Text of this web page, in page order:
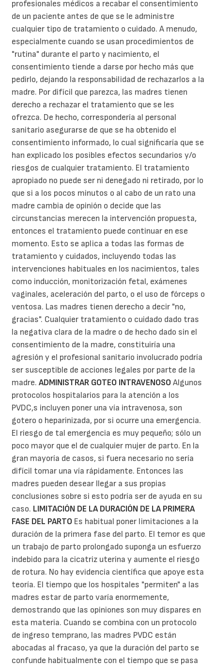
profesionales médicos a recabar el consentimiento
de un paciente antes de que se le administre
cualquier tipo de tratamiento o cuidado. A menudo,
especialmente cuando se usan procedimientos de
"rutina" durante el parto y nacimiento, el
consentimiento tiende a darse por hecho más que
pedirlo, dejando la responsabilidad de rechazarlos a la
madre. Por difícil que parezca, las madres tienen
derecho a rechazar el tratamiento que se les
ofrezca. De hecho, correspondería al personal
sanitario asegurarse de que se ha obtenido el
consentimiento informado, lo cual significaría que se
han explicado los posibles efectos secundarios y/o
riesgos de cualquier tratamiento. El tratamiento
apropiado no puede ser ni denegado ni retirado, por lo
que si a los pocos minutos o al cabo de un rato una
madre cambia de opinión o decide que las
circunstancias merecen la intervención propuesta,
entonces el tratamiento puede continuar en ese
momento. Esto se aplica a todas las formas de
tratamiento y cuidados, incluyendo todas las
intervenciones habituales en los nacimientos, tales
como inducción, monitorización fetal, exámenes
vaginales, aceleración del parto, o el uso de fórceps o
ventosa. Las madres tienen derecho a decir "no,
gracias". Cualquier tratamiento o cuidado dado tras
la negativa clara de la madre o de hecho dado sin el
consentimiento de la madre, constituiría una
agresión y el profesional sanitario involucrado podría
ser susceptible de acciones legales por parte de la
madre. ADMINISTRAR GOTEO INTRAVENOSO Algunos
protocolos hospitalarios para la atención a los
PVDC,s incluyen poner una vía intravenosa, son
gotero o heparinizada, por si ocurre una emergencia.
El riesgo de tal emergencia es muy pequeño; sólo un
poco mayor que el de cualquier mujer de parto. En la
gran mayoría de casos, si fuera necesario no sería
difícil tomar una vía rápidamente. Entonces las
madres pueden desear llegar a sus propias
conclusiones sobre si esto podría ser de ayuda en su
caso. LIMITACIÓN DE LA DURACIÓN DE LA PRIMERA
FASE DEL PARTO Es habitual poner limitaciones a la
duración de la primera fase del parto. El temor es que
un trabajo de parto prolongado suponga un esfuerzo
indebido para la cicatriz uterina y aumente el riesgo
de rotura. No hay evidencia científica que apoye esta
teoría. El tiempo que los hospitales "permiten" a las
madres estar de parto varía enormemente,
demostrando que las opiniones son muy dispares en
esta materia. Cuando se combina con un protocolo
de ingreso temprano, las madres PVDC están
abocadas al fracaso, ya que la duración del parto se
confunde habitualmente con el tiempo que se pasa